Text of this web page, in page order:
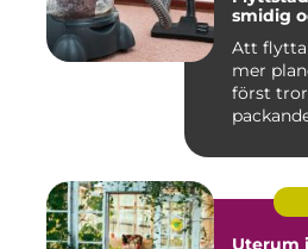
smidig
Att flytta
mer
först
Uterum